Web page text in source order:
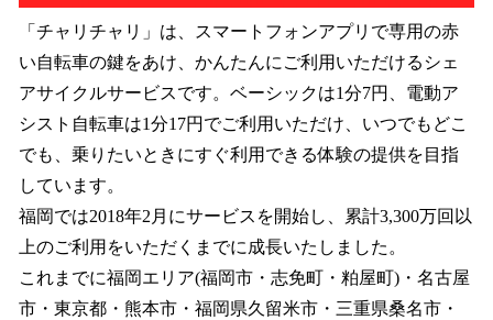
「チャリチャリ」は、スマートフォンアプリで専用の赤
い自転車の鍵をあけ、かんたんにご利用いただけるシェ
アサイクルサービスです。ベーシックは1分7円、電動ア
シスト自転車は1分17円でご利用いただけ、いつでもどこ
でも、乗りたいときにすぐ利用できる体験の提供を目指
しています。
福岡では2018年2月にサービスを開始し、累計3,300万回以
上のご利用をいただくまでに成長いたしました。
これまでに福岡エリア(福岡市・志免町・粕屋町)・名古屋
市・東京都・熊本市・福岡県久留米市・三重県桑名市・